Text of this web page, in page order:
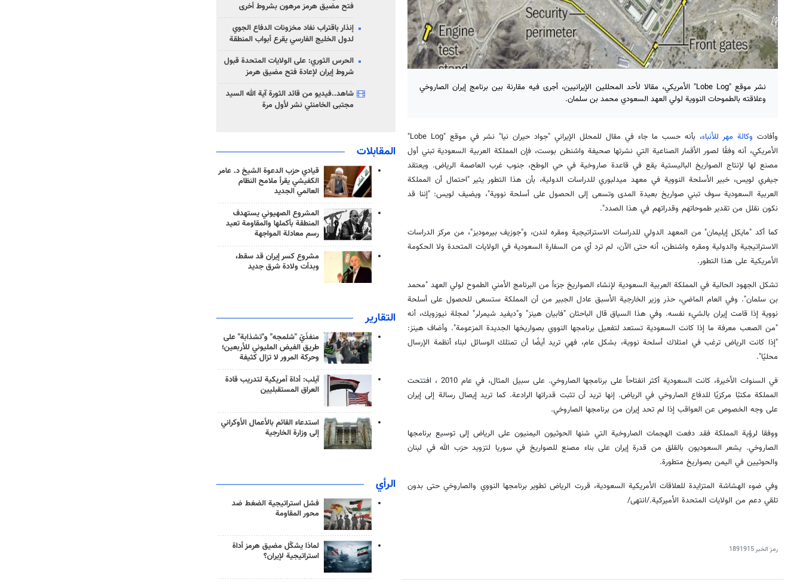
نشر موقع "Lobe Log" الأمريكي، مقالا لأحد المحللين الإيرانيين، أجرى فيه مقارنة بين برنامج إيران الصاروخي
وعلاقته بالطموحات النووية لولي العهد السعودي محمد بن سلمان.
وأفادت وكالة مهر للأنباء
، بأنه حسب ما جاء في مقال للمحلل الإيراني "جواد حيران نيا" نشر في موقع "Lobe Log"
الأمريكي، أنه وفقًا لصور الأقمار الصناعية التي نشرتها صحيفة واشنطن بوست، فإن المملكة العربية السعودية تبني أول
مصنع لها لإنتاج الصواريخ الباليستية يقع في قاعدة صاروخية في حي الوطح، جنوب غرب العاصمة الرياض. ويعتقد
جيفري لويس، خبير الأسلحة النووية في معهد ميدلبوري للدراسات الدولية، بأن هذا التطور يثير "احتمال أن المملكة
العربية السعودية سوف تبني صواريخ بعيدة المدى وتسعى إلى الحصول على أسلحة نووية"، ويضيف لويس: "إننا قد
نكون نقلل من تقدير طموحاتهم وقدراتهم في هذا الصدد".
كما أكد "مايكل إيليمان" من المعهد الدولي للدراسات الاستراتيجية ومقره لندن، و"جوزيف بيرموديز"، من مركز الدراسات
الاستراتيجية والدولية ومقره واشنطن، أنه حتى الآن، لم ترد أي من السفارة السعودية في الولايات المتحدة ولا الحكومة
الأمريكية على هذا التطور.
تشكل الجهود الحالية في المملكة العربية السعودية لإنشاء الصواريخ جزءاً من البرنامج الأمني الطموح لولي العهد "محمد
بن سلمان". وفي العام الماضي، حذر وزير الخارجية الأسبق عادل الجبير من أن المملكة ستسعى للحصول على أسلحة
نووية إذا قامت إيران بالشيء نفسه. وفي هذا السياق قال الباحثان "فابيان هينز" و"ديفيد شيمرلر" لمجلة نيوزويك، أنه
"من الصعب معرفة ما إذا كانت السعودية تستعد لتفعيل برنامجها النووي بصواريخها الجديدة المزعومة". وأضاف هينز:
"إذا كانت الرياض ترغب في امتلاك أسلحة نووية، بشكل عام، فهي تريد أيضًا أن تمتلك الوسائل لبناء أنظمة الإرسال
محليًا".
في السنوات الأخيرة، كانت السعودية أكثر انفتاحاً على برنامجها الصاروخي. على سبيل المثال، في عام 2010 ، افتتحت
المملكة مكتبًا مركزيًا للدفاع الصاروخي في الرياض. إنها تريد أن تثبت قدراتها الرادعة. كما تريد إيصال رسالة إلى إيران
على وجه الخصوص عن العواقب إذا لم تحد إيران من برنامجها الصاروخي.
ووفقا لرؤية المملكة فقد دفعت الهجمات الصاروخية التي شنها الحوثيون اليمنيون على الرياض إلى توسيع برنامجها
الصاروخي. يشعر السعوديون بالقلق من قدرة إيران على بناء مصنع للصواريخ في سوريا لتزويد حزب الله في لبنان
والحوثيين في اليمن بصواريخ متطورة.
وفي ضوء الهشاشة المتزايدة للعلاقات الأمريكية السعودية، قررت الرياض تطوير برنامجها النووي والصاروخي حتى بدون
تلقي دعم من الولايات المتحدة الأميركية./انتهى/
رمز الخبر1891915
فتح مضيق هرمز مرهون بشروط أخرى
إنذار باقتراب نفاد مخزونات الدفاع الجوي
لدول الخليج الفارسي يقرع أبواب المنطقة
الحرس الثوري: على الولايات المتحدة قبول
شروط إيران لإعادة فتح مضيق هرمز
شاهد..فيديو من قائد الثورة آية الله السيد
مجتبى الخامنئي نشر لأول مرة
المقابلات
قيادي حزب الدعوة الشيخ د. عامر
الكفيشي يقرأ ملامح النظام
العالمي الجديد
المشروع الصهيوني يستهدف
المنطقة بأكملها والمقاومة تعيد
رسم معادلة المواجهة
مشروع كسر إيران قد سقط،
وبدأت ولادة شرق جديد
التقارير
منفذَيّ "شلمجه" و"تشذابة" على
طريق الفيض المليوني للأربعين؛
وحركة المرور لا تزال كثيفة
آيلب: أداة أمريكية لتدريب قادة
العراق المستقبليين
استدعاء القائم بالأعمال الأوكراني
إلى وزارة الخارجية
الرأي
فشل استراتيجية الضغط ضد
محور المقاومة
لماذا يشكّل مضيق هرمز أداة
استراتيجية لإيران؟